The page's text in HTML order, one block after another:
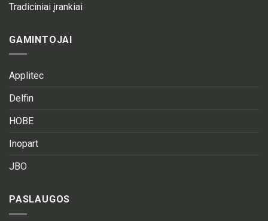
Tradiciniai įrankiai
GAMINTOJAI
Applitec
Delfin
HOBE
Inopart
JBO
PASLAUGOS